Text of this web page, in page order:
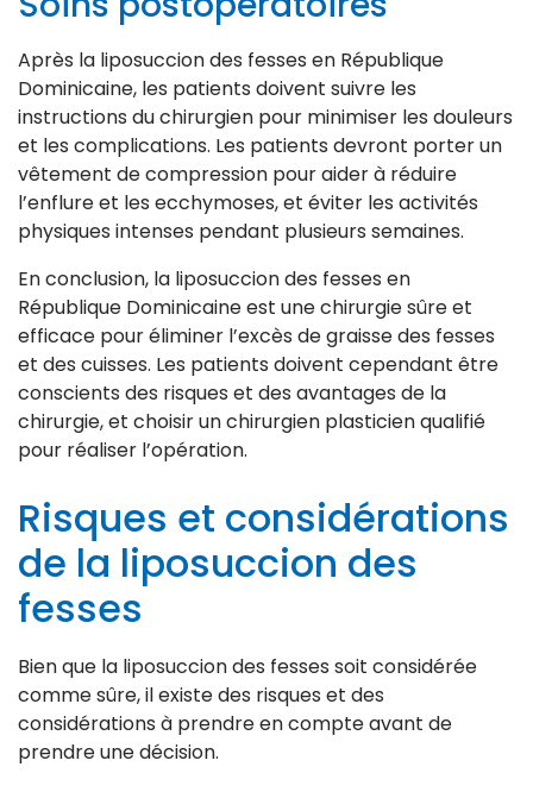
Après la liposuccion des fesses en République
Dominicaine, les patients doivent suivre les
instructions du chirurgien pour minimiser les douleurs
et les complications. Les patients devront porter un
vêtement de compression pour aider à réduire
l’enflure et les ecchymoses, et éviter les activités
physiques intenses pendant plusieurs semaines.
En conclusion, la liposuccion des fesses en
République Dominicaine est une chirurgie sûre et
efficace pour éliminer l’excès de graisse des fesses
et des cuisses. Les patients doivent cependant être
conscients des risques et des avantages de la
chirurgie, et choisir un chirurgien plasticien qualifié
pour réaliser l’opération.
Risques et considérations
de la liposuccion des
fesses
Bien que la liposuccion des fesses soit considérée
comme sûre, il existe des risques et des
considérations à prendre en compte avant de
prendre une décision.